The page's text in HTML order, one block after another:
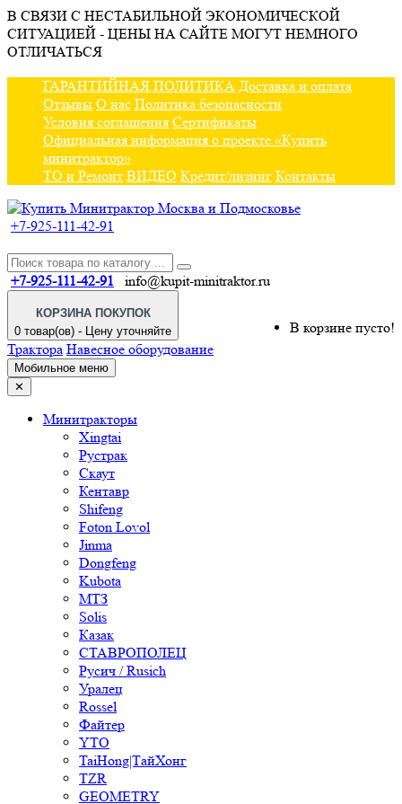
В СВЯЗИ С НЕСТАБИЛЬНОЙ ЭКОНОМИЧЕСКОЙ
СИТУАЦИЕЙ - ЦЕНЫ НА САЙТЕ МОГУТ НЕМНОГО
ОТЛИЧАТЬСЯ
ГАРАНТИЙНАЯ ПОЛИТИКА Доставка и оплата
Отзывы О нас Политика безопасности
Условия соглашения Сертификаты
Официальная информация о проекте «Купить
минитрактор»
ТО и Ремонт ВИДЕО Кредит/лизинг Контакты
+7-925-111-42-91
+7-925-111-42-91 info@kupit-minitraktor.ru
КОРЗИНА ПОКУПОК
0 товар(ов) - Цену уточняйте
В корзине пусто!
Трактора Навесное оборудование
Мобильное меню
✕
Минитракторы
Xingtai
Рустрак
Скаут
Кентавр
Shifeng
Foton Lovol
Jinma
Dongfeng
Kubota
МТЗ
Solis
Казак
СТАВРОПОЛЕЦ
Русич / Rusich
Уралец
Rossel
Файтер
YTO
TaiHong|ТайХонг
TZR
GEOMETRY